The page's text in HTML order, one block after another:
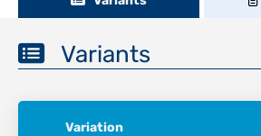
Variants
Variation